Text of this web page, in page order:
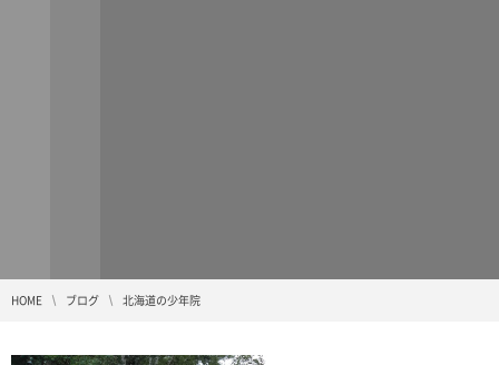
HOME ブログ 北海道の少年院